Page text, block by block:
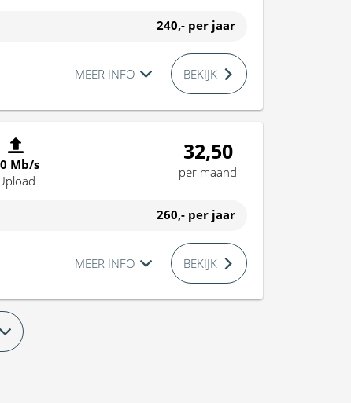
240,- per jaar
MEER INFO BEKIJK
Mb/s
32,50
per maand
260,- per jaar
MEER INFO BEKIJK